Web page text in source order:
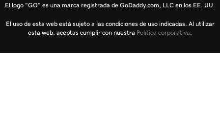
El logo "GO" es una marca registrada de GoDaddy.com, LLC en los EE. UU.
El uso de esta web está sujeto a las condiciones de uso indicadas. Al utilizar
esta web, aceptas cumplir con nuestra Política corporativa.